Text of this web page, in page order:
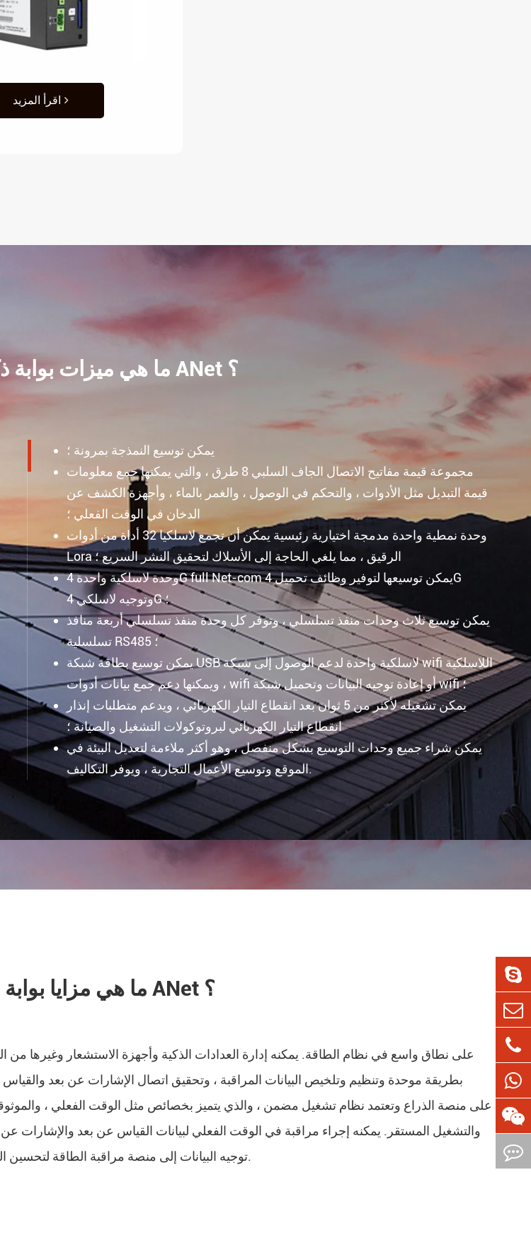
اقرأ المزيد
ما هي ميزات بوابة ذكية من سلسلة ANet ؟
يمكن توسيع النمذجة بمرونة ؛
مجموعة قيمة مفاتيح الاتصال الجاف السلبي 8 طرق ، والتي يمكنها جمع معلومات
قيمة التبديل مثل الأدوات ، والتحكم في الوصول ، والغمر بالماء ، وأجهزة الكشف عن
الدخان في الوقت الفعلي ؛
وحدة نمطية واحدة مدمجة اختيارية رئيسية يمكن أن تجمع لاسلكيا 32 أداة من أدوات
Lora الرقيق ، مما يلغي الحاجة إلى الأسلاك لتحقيق النشر السريع ؛
وحدة لاسلكية واحدة 4G full Net-com يمكن توسيعها لتوفير وظائف تحميل 4G
وتوجيه لاسلكي 4G ؛
يمكن توسيع ثلاث وحدات منفذ تسلسلي ، وتوفر كل وحدة منفذ تسلسلي أربعة منافذ
تسلسلية RS485 ؛
يمكن توسيع بطاقة شبكة USB لاسلكية واحدة لدعم الوصول إلى شبكة wifi اللاسلكية
، ويمكنها دعم جمع بيانات أدوات wifi أو إعادة توجيه البيانات وتحميل شبكة wifi ؛
يمكن تشغيله لأكثر من 5 ثوان بعد انقطاع التيار الكهربائي ، ويدعم متطلبات إنذار
انقطاع التيار الكهربائي لبروتوكولات التشغيل والصيانة ؛
يمكن شراء جميع وحدات التوسيع بشكل منفصل ، وهو أكثر ملاءمة لتعديل البيئة في
الموقع وتوسيع الأعمال التجارية ، ويوفر التكاليف.
ما هي مزايا بوابة ذكية سلسلة ANet ؟
بطريقة موحدة وتنظيم وتلخيص البيانات المراقبة ، وتحقيق اتصال الإشارات عن بعد
والتشغيل المستقر. يمكنه إجراء مراقبة في الوقت الفعلي لبيانات القياس عن بعد والإشارات
توجيه البيانات إلى منصة مراقبة الطاقة لتحسين الموثوقية ، سلامة وجودة استهلاك الطاقة في موقع المشروع.